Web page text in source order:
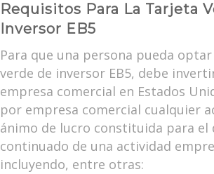
Requisitos Para La Tarjeta
Inversor EB5
Para que una persona pueda
verde de inversor EB5, debe
empresa comercial en Estados
por empresa comercial cualquier
ánimo de lucro constituida para el
continuado de una actividad
incluyendo, entre otras: